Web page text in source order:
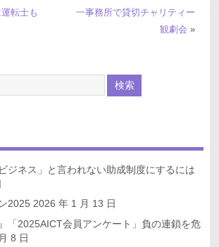
転士も
一事務所で貸切チャリティー
観劇会 »
ジネス」と言われない助成制度にするには
2025 2026 年 1 月 13 日
「2025AICT会員アンケート」負の連鎖を危
8 日